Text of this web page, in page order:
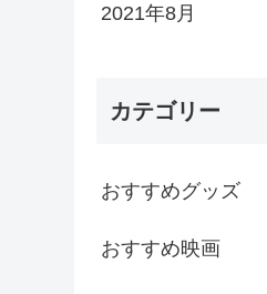
2021年8月
カテゴリー
おすすめグッズ
おすすめ映画